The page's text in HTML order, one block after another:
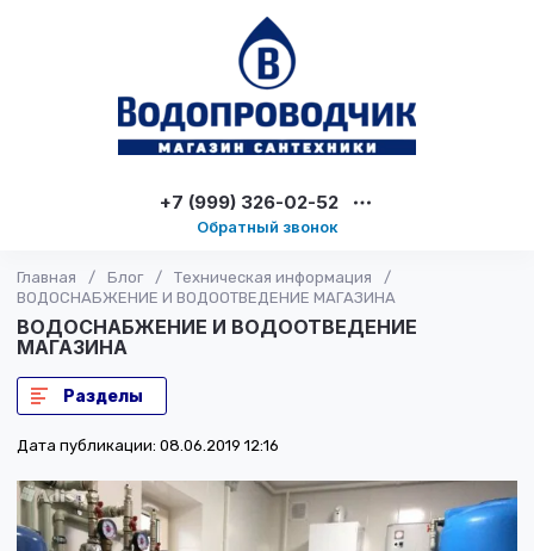
+7 (999) 326-02-52
Обратный звонок
Главная / Блог / Техническая информация
/
ВОДОСНАБЖЕНИЕ И ВОДООТВЕДЕНИЕ МАГАЗИНА
ВОДОСНАБЖЕНИЕ И ВОДООТВЕДЕНИЕ
МАГАЗИНА
Разделы
Дата публикации: 08.06.2019 12:16